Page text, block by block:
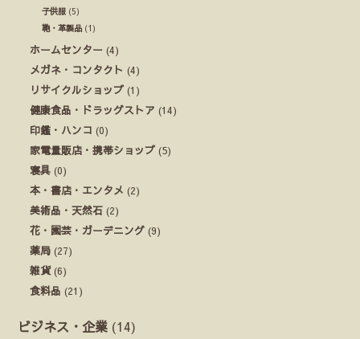
子供服 (5)
鞄・革製品 (1)
ホームセンター (4)
メガネ・コンタクト (4)
リサイクルショップ (1)
健康食品・ドラッグストア (14)
印鑑・ハンコ (0)
家電量販店・携帯ショップ (5)
寝具 (0)
本・書店・エンタメ (2)
美術品・天然石 (2)
花・園芸・ガーデニング (9)
薬局 (27)
雑貨(6)
食料品 (21)
ビジネス・企業 (14)